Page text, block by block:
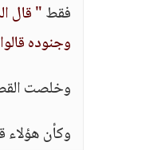
فقط" قال
وجنوده
وخلصت
وكأن هؤلاء